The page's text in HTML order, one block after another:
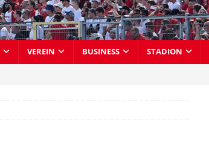
VEREIN BUSINESS STADION